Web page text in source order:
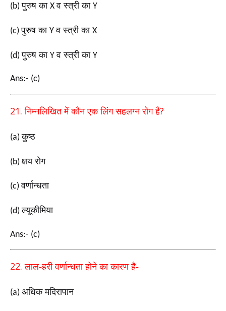
(b)पुरुष का Xव स्त्री का Y
(c)पुरुष का Yव स्त्री का X
(d)पुरुष का Yव स्त्री का Y
Ans:- (c)
21.निम्नलिखित में कौन एक लिंग सहलग्न रोग है?
(a)कुष्ठ
(b) क्षय रोग
(c)वर्णान्धता
(d)ल्यूकीमिया
Ans:- (c)
22.लाल-हरी वर्णान्धता होने का कारण है-
(a) अधिक मदिरापान